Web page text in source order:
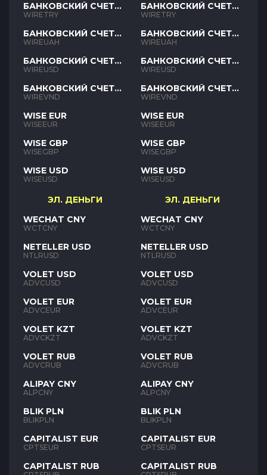
БАНКОВСКИЙ СЧЕТ
TRY
WIRETRY
БАНКОВСКИЙ СЧЕТ
UAH
WIREUAH
БАНКОВСКИЙ СЧЕТ
USD
WIREUSD
БАНКОВСКИЙ СЧЕТ
VND
WIREVND
WISE EUR
WISEEUR
WISE GBP
WISEGBP
WISE USD
WISEUSD
ЭЛ. ДЕНЬГИ
WECHAT CNY
WCTCNY
NETELLER USD
NTLRUSD
VOLET USD
ADVCUSD
VOLET EUR
ADVCEUR
VOLET KZT
ADVCKZT
VOLET RUB
ADVCRUB
ALIPAY CNY
ALPCNY
BLIK PLN
BLIKPLN
CAPITALIST EUR
CPTSEUR
CAPITALIST RUB
БАНКОВСКИЙ СЧЕТ
TRY
WIRETRY
БАНКОВСКИЙ СЧЕТ
UAH
WIREUAH
БАНКОВСКИЙ СЧЕТ
USD
WIREUSD
БАНКОВСКИЙ СЧЕТ
VND
WIREVND
WISE EUR
WISEEUR
WISE GBP
WISEGBP
WISE USD
WISEUSD
ЭЛ. ДЕНЬГИ
WECHAT CNY
WCTCNY
NETELLER USD
NTLRUSD
VOLET USD
ADVCUSD
VOLET EUR
ADVCEUR
VOLET KZT
ADVCKZT
VOLET RUB
ADVCRUB
ALIPAY CNY
ALPCNY
BLIK PLN
BLIKPLN
CAPITALIST EUR
CPTSEUR
CAPITALIST RUB